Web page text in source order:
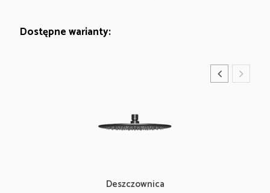
Dostępne warianty:
Deszczownica